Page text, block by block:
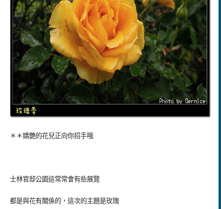
＊＊嬌艷的花兒正向你招手哦
士林官邸公園這常常會有些展覽
都是與花有關係的，這次的主題是玫瑰